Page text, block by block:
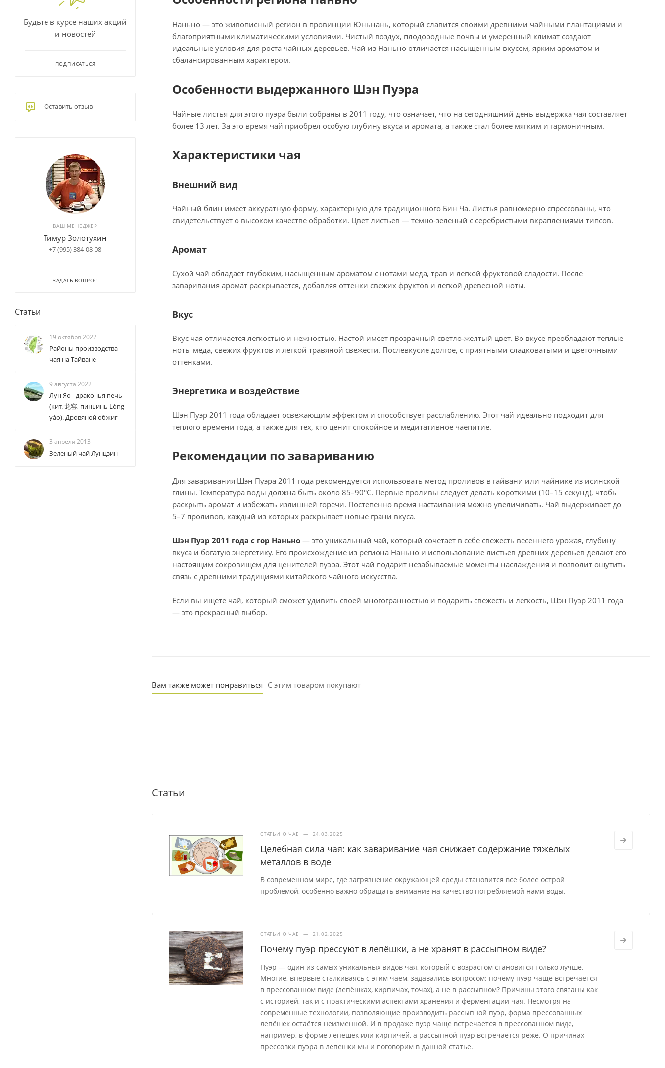
Наньно — это живописный регион в провинции Юньнань, который славится своими древними чайными плантациями и
благоприятными климатическими условиями. Чистый воздух, плодородные почвы и умеренный климат создают
идеальные условия для роста чайных деревьев. Чай из Наньно отличается насыщенным вкусом, ярким ароматом и
сбалансированным характером.
Особенности выдержанного Шэн Пуэра
Чайные листья для этого пуэра были собраны в 2011 году, что означает, что на сегодняшний день выдержка чая составляет
более 13 лет. За это время чай приобрел особую глубину вкуса и аромата, а также стал более мягким и гармоничным.
Характеристики чая
Внешний вид
Чайный блин имеет аккуратную форму, характерную для традиционного Бин Ча. Листья равномерно спрессованы, что
свидетельствует о высоком качестве обработки. Цвет листьев — темно-зеленый с серебристыми вкраплениями типсов.
Аромат
Сухой чай обладает глубоким, насыщенным ароматом с нотами меда, трав и легкой фруктовой сладости. После
заваривания аромат раскрывается, добавляя оттенки свежих фруктов и легкой древесной ноты.
Вкус
Вкус чая отличается легкостью и нежностью. Настой имеет прозрачный светло-желтый цвет. Во вкусе преобладают теплые
ноты меда, свежих фруктов и легкой травяной свежести. Послевкусие долгое, с приятными сладковатыми и цветочными
оттенками.
Энергетика и воздействие
Шэн Пуэр 2011 года обладает освежающим эффектом и способствует расслаблению. Этот чай идеально подходит для
теплого времени года, а также для тех, кто ценит спокойное и медитативное чаепитие.
Рекомендации по завариванию
Для заваривания Шэн Пуэра 2011 года рекомендуется использовать метод проливов в гайвани или чайнике из исинской
глины. Температура воды должна быть около 85–90°C. Первые проливы следует делать короткими (10–15 секунд), чтобы
раскрыть аромат и избежать излишней горечи. Постепенно время настаивания можно увеличивать. Чай выдерживает до
5–7 проливов, каждый из которых раскрывает новые грани вкуса.
Шэн Пуэр 2011 года с гор Наньно — это уникальный чай, который сочетает в себе свежесть весеннего урожая, глубину
вкуса и богатую энергетику. Его происхождение из региона Наньно и использование листьев древних деревьев делают его
настоящим сокровищем для ценителей пуэра. Этот чай подарит незабываемые моменты наслаждения и позволит ощутить
связь с древними традициями китайского чайного искусства.
Если вы ищете чай, который сможет удивить своей многогранностью и подарить свежесть и легкость, Шэн Пуэр 2011 года
— это прекрасный выбор.
Вам также может понравиться С этим товаром покупают
Статьи
СТАТЬИ О ЧАЕ — 24.03.2025
Целебная сила чая: как заваривание чая снижает содержание тяжелых
металлов в воде
В современном мире, где загрязнение окружающей среды становится все более острой
проблемой, особенно важно обращать внимание на качество потребляемой нами воды.
СТАТЬИ О ЧАЕ — 21.02.2025
Почему пуэр прессуют в лепёшки, а не хранят в рассыпном виде?
Пуэр — один из самых уникальных видов чая, который с возрастом становится только лучше.
Многие, впервые сталкиваясь с этим чаем, задавались вопросом: почему пуэр чаще встречается
в прессованном виде (лепёшках, кирпичах, точах), а не в рассыпном? Причины этого связаны как
с историей, так и с практическими аспектами хранения и ферментации чая. Несмотря на
современные технологии, позволяющие производить рассыпной пуэр, форма прессованных
лепёшек остаётся неизменной. И в продаже пуэр чаще встречается в прессованном виде,
например, в форме лепёшек или кирпичей, а рассыпной пуэр встречается реже. О причинах
прессовки пуэра в лепешки мы и поговорим в данной статье.
Будьте в курсе наших акций
и новостей
ПОДПИСАТЬСЯ
Оставить отзыв
ВАШ МЕНЕДЖЕР
Тимур Золотухин
+7 (995) 384-08-08
ЗАДАТЬ ВОПРОС
Статьи
19 октября 2022
Районы производства
чая на Тайване
9 августа 2022
Лун Яо - драконья печь
(кит. 龙窑, пиньинь Lóng
yáo). Дровяной обжиг
3 апреля 2013
Зеленый чай Лунцзин